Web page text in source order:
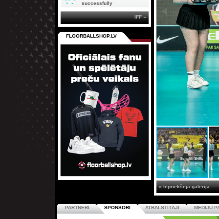
« Iepriekšējā galerija
successfully
IFF »
FLOORBALLSHOP.LV
PARTNERI SPONSORI ATBALSTĪTĀJI MEDIJU